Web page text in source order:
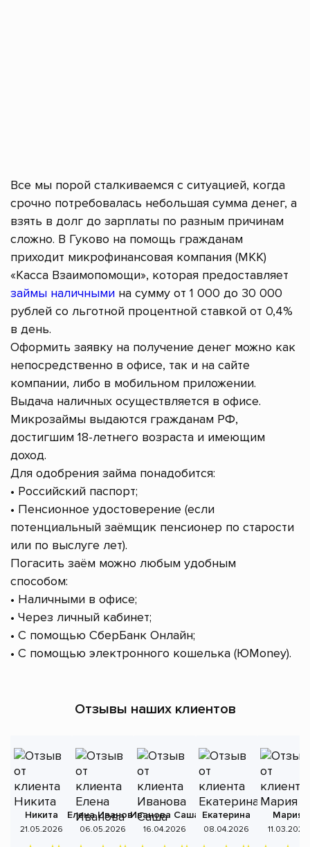
Все мы порой сталкиваемся с ситуацией, когда
срочно потребовалась небольшая сумма денег, а
взять в долг до зарплаты по разным причинам
сложно. В Гуково на помощь гражданам
приходит микрофинансовая компания (МКК)
«Касса Взаимопомощи», которая предоставляет
займы наличными на сумму от 1 000 до 30 000
рублей со льготной процентной ставкой от 0,4%
в день.
Оформить заявку на получение денег можно как
непосредственно в офисе, так и на сайте
компании, либо в мобильном приложении.
Выдача наличных осуществляется в офисе.
Микрозаймы выдаются гражданам РФ,
достигшим 18-летнего возраста и имеющим
доход.
Для одобрения займа понадобится:
• Российский паспорт;
• Пенсионное удостоверение (если
потенциальный заёмщик пенсионер по старости
или по выслуге лет).
Погасить заём можно любым удобным
способом:
• Наличными в офисе;
• Через личный кабинет;
• С помощью СберБанк Онлайн;
• С помощью электронного кошелька (ЮMoney).
Отзывы наших клиентов
Никита
21.05.2026
Елена Иванова
06.05.2026
Иванова Саша
16.04.2026
Екатерина
08.04.2026
Мария
11.03.2026